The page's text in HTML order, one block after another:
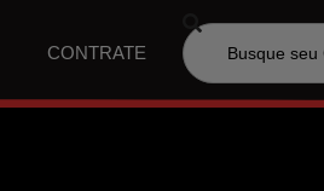
CONTRATE